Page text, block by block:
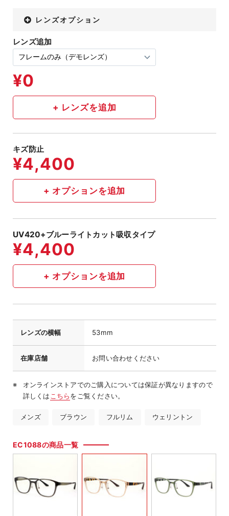
レンズオプション
レンズ追加
キズ防止
UV420+ブルーライトカット吸収タイプ
レンズの横幅 53mm
在庫店舗 お問い合わせください
オンラインストアでのご購入については保証が異なりますので
詳しくは こちらをご覧ください。
メンズ ブラウン フルリム ウェリントン
EC1088の商品一覧